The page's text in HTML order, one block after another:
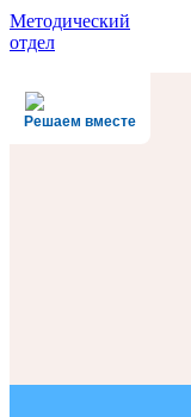
Методический
отдел
Решаем вместе